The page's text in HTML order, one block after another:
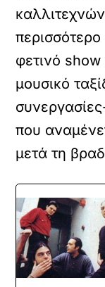
φετινό
μουσικό
που
μετά τη